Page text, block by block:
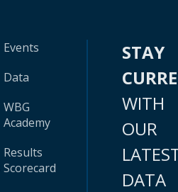
Events
Data
WBG
Academy
Results
Scorecard
STAY
WITH
OUR
DATA